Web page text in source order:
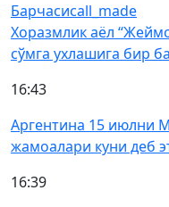
Барчасиcall_made
Хоразмлик аёл
сўмга ухлашига бир
16:43
Аргентина 15 июлни
жамоалари куни деб
16:39